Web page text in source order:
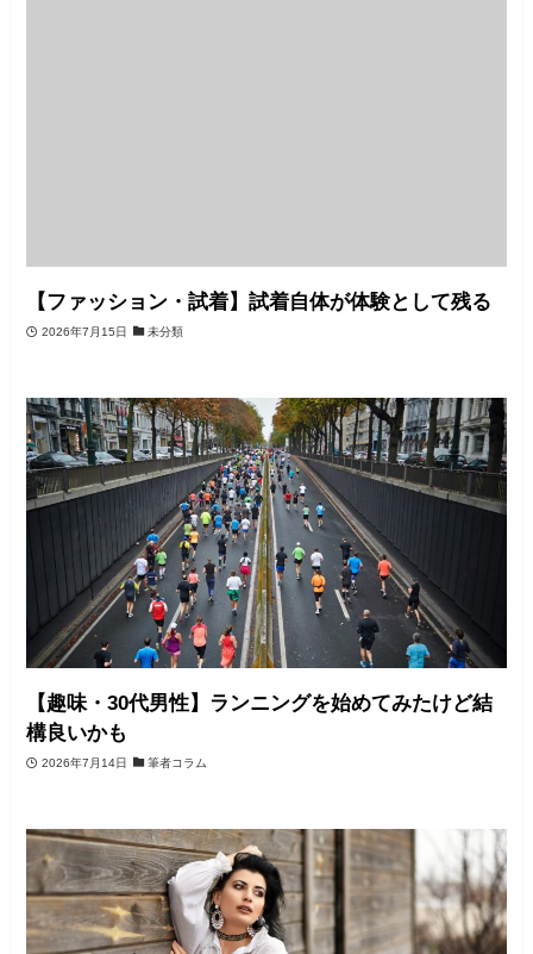
【ファッション・試着】試着自体が体験として残る
2026年7月15日 未分類
【趣味・30代男性】ランニングを始めてみたけど結
構良いかも
2026年7月14日 筆者コラム